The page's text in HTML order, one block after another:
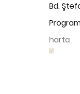
Bd.
harta